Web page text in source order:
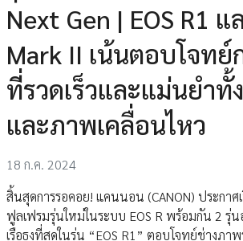
Next Gen | EOS R1 แ
Mark II เน้นตอบโจทย์
ที่รวดเร็วและแม่นยำทั้
และภาพเคลื่อนไหว
18 ก.ค. 2024
สิ้นสุดการรอคอย! แคนนอน (CANON) ประกาศ
ฟูลเฟรมรุ่นใหม่ในระบบ EOS R พร้อมกัน 2 รุ่น
เรือธงที่สุดในรุ่น “EOS R1” ตอบโจทย์ช่างภา